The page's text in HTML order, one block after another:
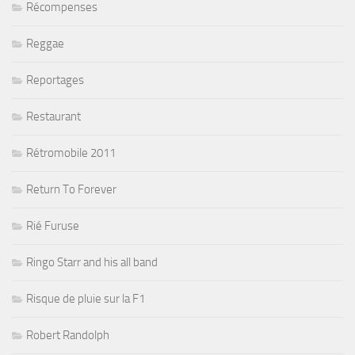
Récompenses
Reggae
Reportages
Restaurant
Rétromobile 2011
Return To Forever
Rié Furuse
Ringo Starr and his all band
Risque de pluie sur la F1
Robert Randolph